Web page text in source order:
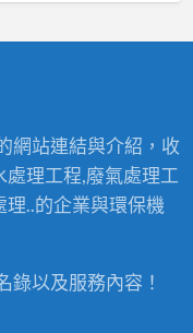
網站連結與介紹，收
理工程,廢氣處理工
..的企業與環保機
錄以及服務內容！